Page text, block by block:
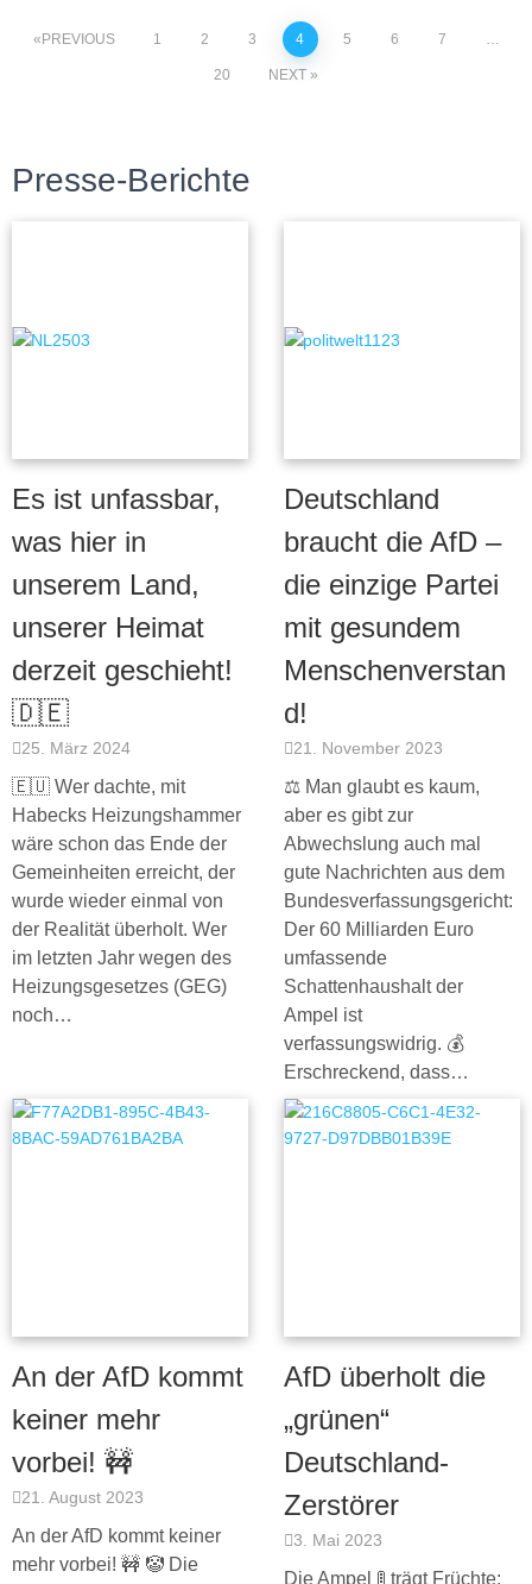
PREVIOUS 1 2 3 4 5 6 7 …
20 NEXT
Presse-Berichte
Es ist unfassbar,
was hier in
unserem Land,
unserer Heimat
derzeit geschieht!
🇩🇪
25. März 2024
🇪🇺 Wer dachte, mit
Habecks Heizungshammer
wäre schon das Ende der
Gemeinheiten erreicht, der
wurde wieder einmal von
der Realität überholt. Wer
im letzten Jahr wegen des
Heizungsgesetzes (GEG)
noch…
Deutschland
braucht die AfD –
die einzige Partei
mit gesundem
Menschenverstan
d!
21. November 2023
⚖️ Man glaubt es kaum,
aber es gibt zur
Abwechslung auch mal
gute Nachrichten aus dem
Bundesverfassungsgericht:
Der 60 Milliarden Euro
umfassende
Schattenhaushalt der
Ampel ist
verfassungswidrig. 💰
Erschreckend, dass…
An der AfD kommt
keiner mehr
vorbei! 🚧
21. August 2023
An der AfD kommt keiner
mehr vorbei! 🚧 🤡 Die
AfD überholt die
„grünen“
Deutschland-
Zerstörer
3. Mai 2023
Die Ampel 🚦 trägt Früchte: